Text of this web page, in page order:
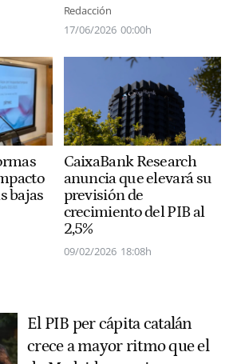
Redacción
17/06/2026 00:00h
bajas
CaixaBank Research
anuncia que elevará su
previsión de
crecimiento del PIB al
2,5%
09/02/2026 18:08h
El PIB per cápita catalán
crece a mayor ritmo que el